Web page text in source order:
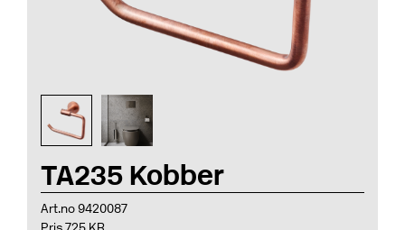
TA235 Kobber
Art.no 9420087